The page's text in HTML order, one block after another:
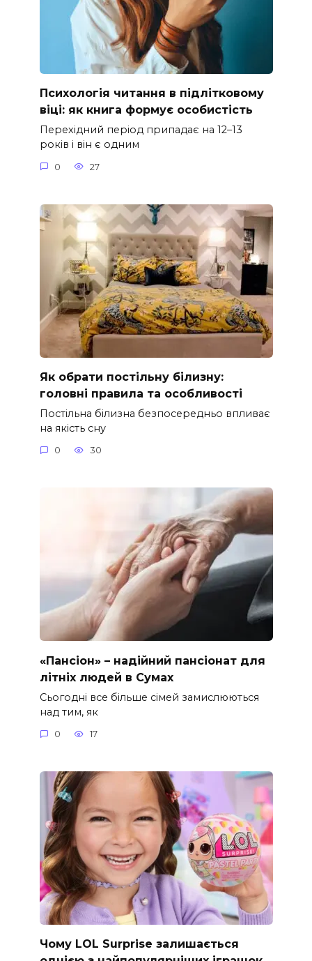
Психологія читання в підлітковому
віці: як книга формує особистість
Перехідний період припадає на 12–13
років і він є одним
0 27
Як обрати постільну білизну:
головні правила та особливості
Постільна білизна безпосередньо впливає
на якість сну
0 30
«Пансіон» – надійний пансіонат для
літніх людей в Сумах
Сьогодні все більше сімей замислюються
над тим, як
0 17
Чому LOL Surprise залишається